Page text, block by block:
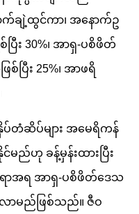
ချဲ့ထွင်ကာ၊ အနောက်ဥ
း 30%၊ အာရှ-ပစိဖိတ်
ြီး 25%၊ အာဖရိ
ပ်တံဆိပ်များ အမေရိကန်
ည်ဟု ခန့်မှန်းထားပြီး
ာအရ အာရှ-ပစိဖိတ်ဒေသ
မည်ဖြစ်သည်။ ဇီဝ